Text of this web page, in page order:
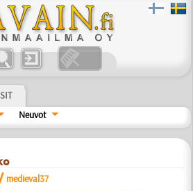
Neuvot
/ medieval37